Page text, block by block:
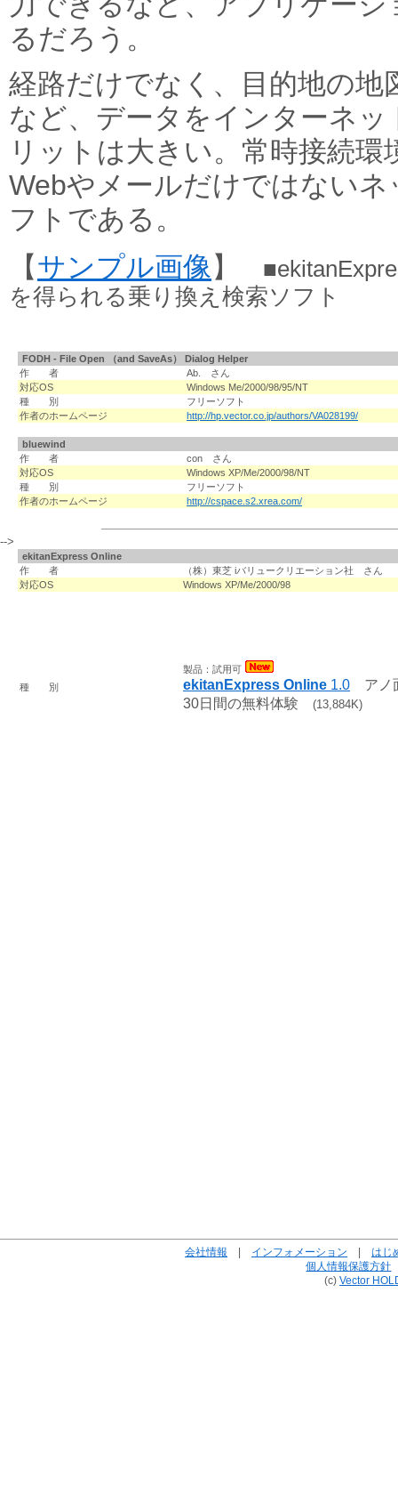
るだろう。
経路だけでなく、目的地の
など、データをインターネ
リットは大きい。常時接続
Webやメールだけではない
フトである。
【サンプル画像】
を得られる乗り換え検索ソフト
FODH - File Open （and SaveAs） Dialog Helper
作 者
Ab. さん
対応OS
Windows Me/2000/98/95/NT
種 別
フリーソフト
作者のホームページ
http://hp.vector.co.jp/authors/VA028199/
bluewind
作 者
con さん
対応OS
Windows XP/Me/2000/98/NT
種 別
フリーソフト
作者のホームページ
http://cspace.s2.xrea.com/
-->
ekitanExpress Online
作 者
（株）東芝 iバリュークリエーション社 さん
対応OS
Windows XP/Me/2000/98
種 別
製品：試用可
ekitanExpress Online 1.0 アノ
30日間の無料体験 (13,884K)
会社情報 | インフォメーション | はじ
個人情報保護方針
(c) Vector